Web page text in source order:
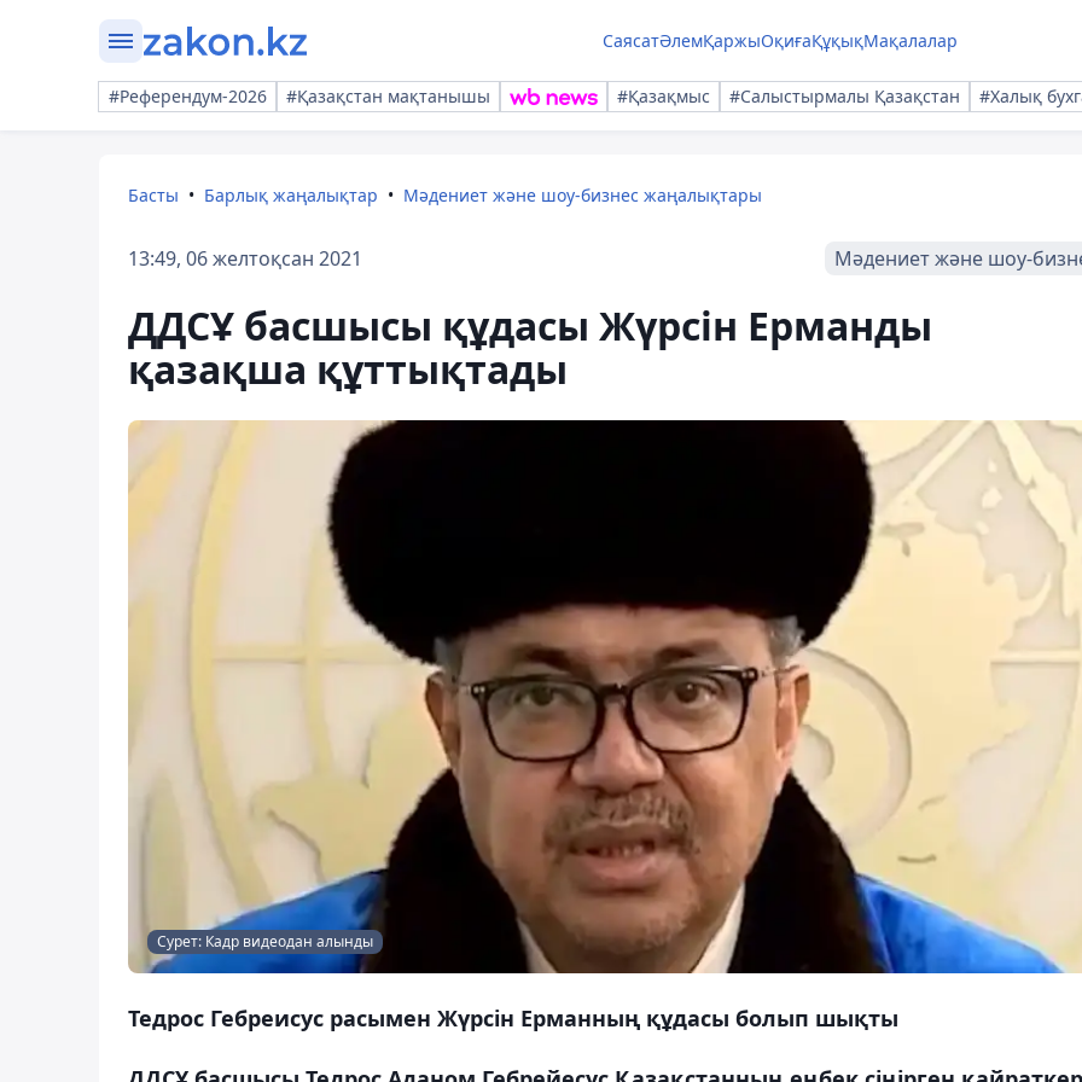
СаясатӘлемҚаржыОқиғаҚұқықМақалалар
#Референдум-2026 #Қазақстан мақтанышы #Қазақмыс #Салыстырмалы Қазақстан #Халық
Басты Барлық жаңалықтар Мәдениет және шоу-бизнес жаңалықтары
13:49, 06 желтоқсан 2021 Мәдениет және шоу-
ДДСҰ басшысы құдасы Жүрсін Ерманды
қазақша құттықтады
Сурет: Кадр видеодан алынды
Тедрос Гебреисус расымен Жүрсін Ерманның құдасы болып шықты